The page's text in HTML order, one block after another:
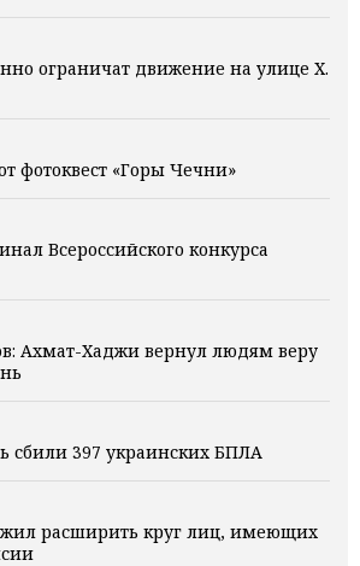
ограничат движение на улице Х.
фотоквест «Горы Чечни»
Всероссийского конкурса
Ахмат-Хаджи вернул людям веру
сбили 397 украинских БПЛА
расширить круг лиц, имеющих